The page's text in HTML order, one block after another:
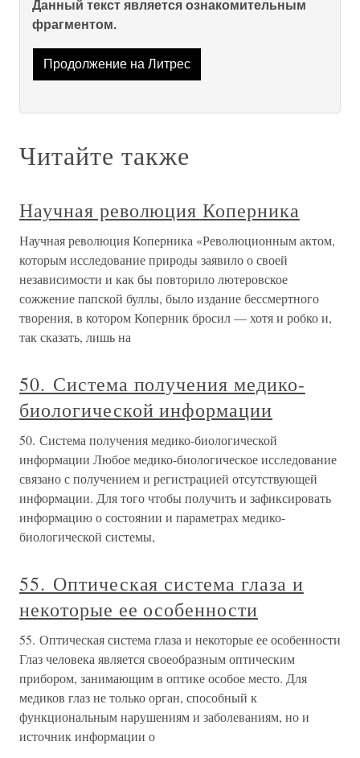
Данный текст является ознакомительным
фрагментом.
Продолжение на Литрес
Читайте также
Научная революция Коперника
Научная революция Коперника «Революционным актом,
которым исследование природы заявило о своей
независимости и как бы повторило лютеровское
сожжение папской буллы, было издание бессмертного
творения, в котором Коперник бросил — хотя и робко и,
так сказать, лишь на
50. Система получения медико-
биологической информации
50. Система получения медико-биологической
информации Любое медико-биологическое исследование
связано с получением и регистрацией отсутствующей
информации. Для того чтобы получить и зафиксировать
информацию о состоянии и параметрах медико-
биологической системы,
55. Оптическая система глаза и
некоторые ее особенности
55. Оптическая система глаза и некоторые ее особенности
Глаз человека является своеобразным оптическим
прибором, занимающим в оптике особое место. Для
медиков глаз не только орган, способный к
функциональным нарушениям и заболеваниям, но и
источник информации о